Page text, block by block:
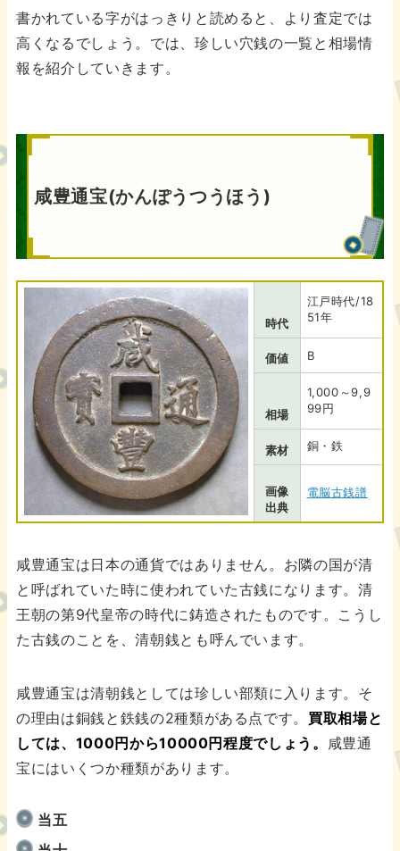
書かれている字がはっきりと読めると、より査定では
高くなるでしょう。では、珍しい穴銭の一覧と相場情
報を紹介していきます。
咸豊通宝(かんぽうつうほう)
時代
江戸時代/18
51年
価値 B
相場
1,000～9,9
99円
素材 銅・鉄
画像
出典
電脳古銭譜
咸豊通宝は日本の通貨ではありません。お隣の国が清
と呼ばれていた時に使われていた古銭になります。清
王朝の第9代皇帝の時代に鋳造されたものです。こうし
た古銭のことを、清朝銭とも呼んでいます。
咸豊通宝は清朝銭としては珍しい部類に入ります。そ
の理由は銅銭と鉄銭の2種類がある点です。 買取相場と
しては、1000円から10000円程度でしょう。 咸豊通
宝にはいくつか種類があります。
当五